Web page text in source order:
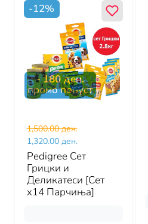
-12%
-180ден.
промо попуст
1,500.00 ден.
1,320.00 ден.
Pedigree Сет
Грицки и
Деликатеси [Сет
x14 Парчиња]